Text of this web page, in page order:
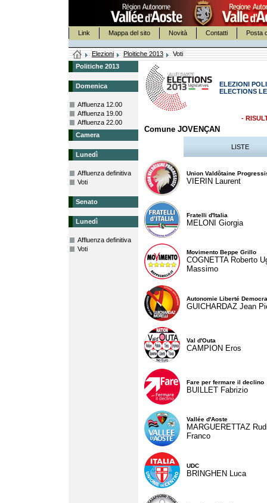
Link Mappa del sito Novità Contatti Posta
Elezioni Ploitiche 2013
Voti
Politiche 2013
Domenica
Affluenza 12.00
Affluenza 19.00
Affluenza 22.00
Camera
Lunedì
Affluenza definitiva
Voti
Senato
Lunedì
Affluenza definitiva
Voti
ELEZIONI
ELECTIONS
-
Comune JOVENÇAN
LISTE
Union Valdôtaine
VIERIN Laurent
Fratelli d'Italia
MELONI Giorgia
Movimento Beppe Grillo
COGNETTA Roberto
Massimo
Autonomie Liberté
GUICHARDAZ Jean
Val d'Outa
CAMPION Eros
Fare per fermare il declino
BUILLET Fabrizio
Vallée d'Aoste
MARGUERETTAZ
Franco
UDC
BRINGHEN Luca